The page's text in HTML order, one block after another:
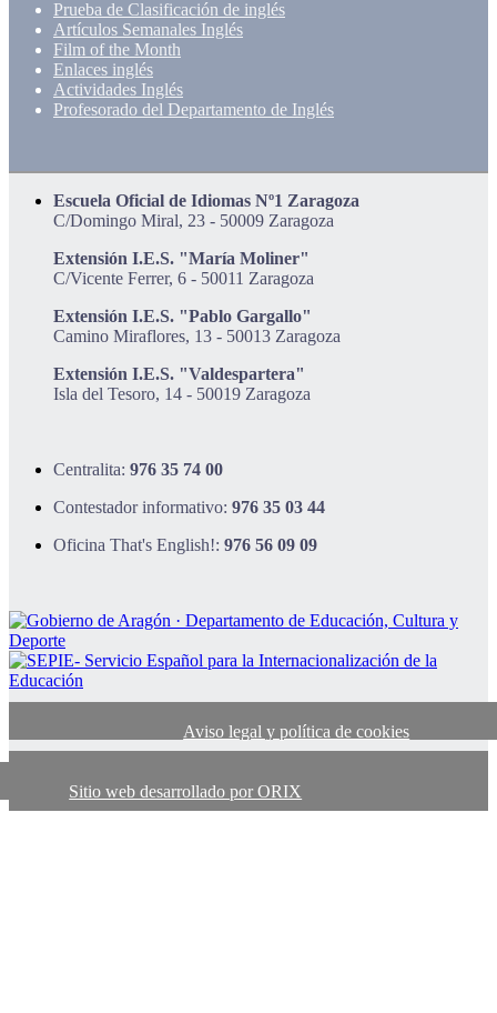
Prueba de Clasificación de inglés
Artículos Semanales Inglés
Film of the Month
Enlaces inglés
Actividades Inglés
Profesorado del Departamento de Inglés
Escuela Oficial de Idiomas Nº1 Zaragoza
C/Domingo Miral, 23 - 50009 Zaragoza
Extensión I.E.S. "María Moliner"
C/Vicente Ferrer, 6 - 50011 Zaragoza
Extensión I.E.S. "Pablo Gargallo"
Camino Miraflores, 13 - 50013 Zaragoza
Extensión I.E.S. "Valdespartera"
Isla del Tesoro, 14 - 50019 Zaragoza
Centralita: 976 35 74 00
Contestador informativo: 976 35 03 44
Oficina That's English!: 976 56 09 09
Aviso legal y política de cookies
Sitio web desarrollado por ORIX